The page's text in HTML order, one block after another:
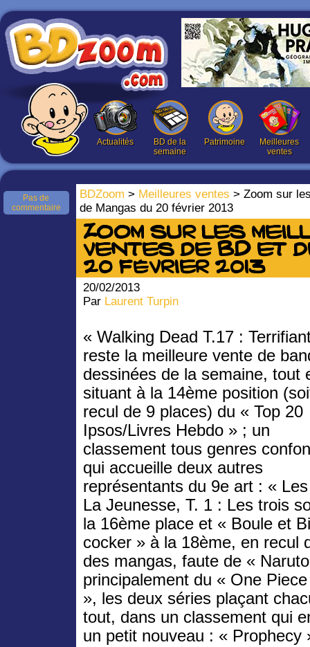
Actualités
BD de la
semaine
Patrimoine
Meilleures
ventes
BDZoom > Meilleures ventes > Zoom sur
de Mangas du 20 février 2013
Pas de
commentaire
Zoom sur les
ventes de BD et
20 février 2013
20/02/2013
Par Laurent Turpin
« Walking Dead T.17 :
reste la meilleure vente de
dessinées de la semaine, tout
situant à la 14ème position
recul de 9 places) du « Top 20
Ipsos/Livres Hebdo » ; un
classement tous genres
qui accueille deux autres
représentants du 9e art : «
La Jeunesse, T. 1 : Les trois
la 16ème place et « Boule et
cocker » à la 18ème, en recul
des mangas, faute de «
principalement du « One
», les deux séries plaçant
tout, dans un classement qui
un petit nouveau : « Prophecy